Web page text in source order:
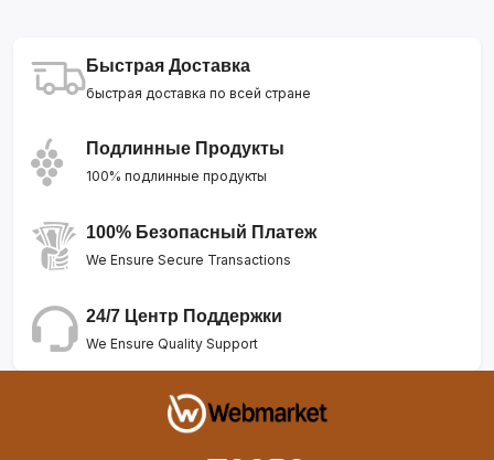
Быстрая Доставка
быстрая доставка по всей стране
Подлинные Продукты
100% подлинные продукты
100% Безопасный Платеж
We Ensure Secure Transactions
24/7 Центр Поддержки
We Ensure Quality Support